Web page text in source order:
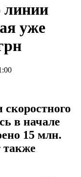
линии
уже
в начале
15 млн.
также